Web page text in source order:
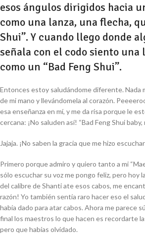
esos ángulos dirigidos hacia
como una lanza, una flecha,
Shui”. Y cuando llego donde
señala con el codo siento
como un “Bad Feng Shui”.
Entonces estoy saludándome diferente. Nada
de mi mano y llevándomela al corazón.
esa enseñanza en mí, y me da risa porque le
cercana: ¡No saluden así! “Bad Feng Shui
Jajaja. ¡No saben la gracia que me hizo
Primero porque admiro y quiero tanto a mi
sólo escuchar su voz me pongo feliz, pero hoy
del calibre de Shanti ate esos cabos, me
razón! Yo también sentía raro hacer eso el
había dado para atar cabos. Ahora me parece
final los maestros lo que hacen es recordarte
pero que habías olvidado.